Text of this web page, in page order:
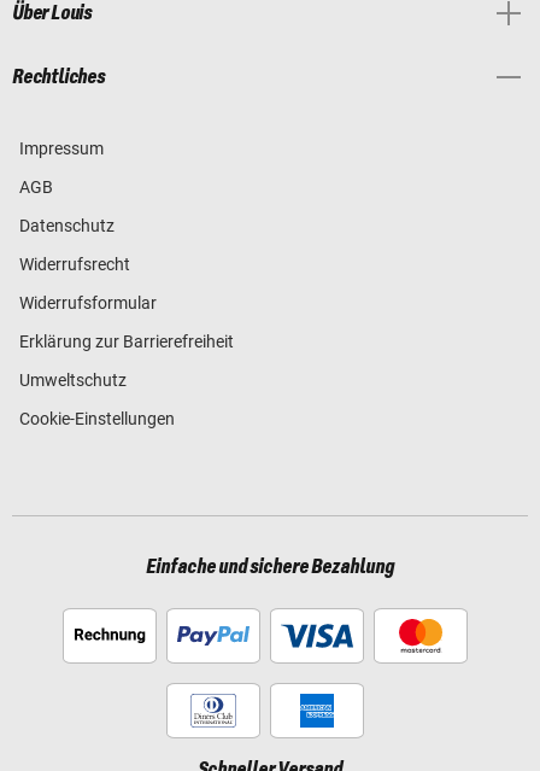
Über Louis
Rechtliches
Impressum
AGB
Datenschutz
Widerrufsrecht
Widerrufsformular
Erklärung zur Barrierefreiheit
Umweltschutz
Cookie-Einstellungen
Einfache und sichere Bezahlung